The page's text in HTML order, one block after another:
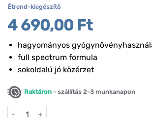
Étrend-kiegészítő
4 690,00 Ft
hagyományos
full spectrum formula
sokoldalú jó közérzet
Raktáron - szállítás 2-3 munkanapon
Feketekömény Swanson, 400 mg (60